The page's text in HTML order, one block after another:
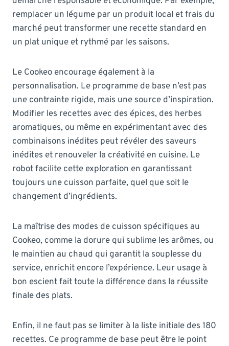
remplacer un légume par un produit local et frais du
marché peut transformer une recette standard en
un plat unique et rythmé par les saisons.
Le Cookeo encourage également à la
personnalisation. Le programme de base n’est pas
une contrainte rigide, mais une source d’inspiration.
Modifier les recettes avec des épices, des herbes
aromatiques, ou même en expérimentant avec des
combinaisons inédites peut révéler des saveurs
inédites et renouveler la créativité en cuisine. Le
robot facilite cette exploration en garantissant
toujours une cuisson parfaite, quel que soit le
changement d’ingrédients.
La maîtrise des modes de cuisson spécifiques au
Cookeo, comme la dorure qui sublime les arômes, ou
le maintien au chaud qui garantit la souplesse du
service, enrichit encore l’expérience. Leur usage à
bon escient fait toute la différence dans la réussite
finale des plats.
Enfin, il ne faut pas se limiter à la liste initiale des 180
recettes. Ce programme de base peut être le point